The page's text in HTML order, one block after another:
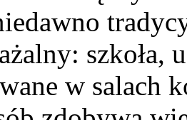
szkoła,
w salach